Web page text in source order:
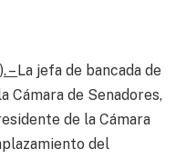
–La jefa de bancada de
Cámara de Senadores,
de la Cámara
del